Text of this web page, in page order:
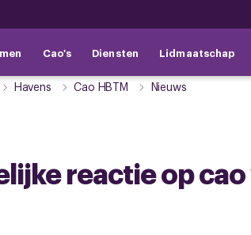
Cao's Diensten Lidmaatschap
Havens Cao HBTM Nieuws
reactie op